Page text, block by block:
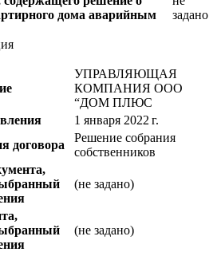
дома аварийным
задано
УПРАВЛЯЮЩАЯ
КОМПАНИЯ ООО
“ДОМ ПЛЮС
1 января 2022 г.
договора
Решение собрания
собственников
(не задано)
(не задано)